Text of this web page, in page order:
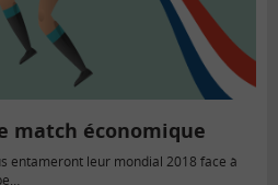
match économique
entameront leur mondial 2018 face à